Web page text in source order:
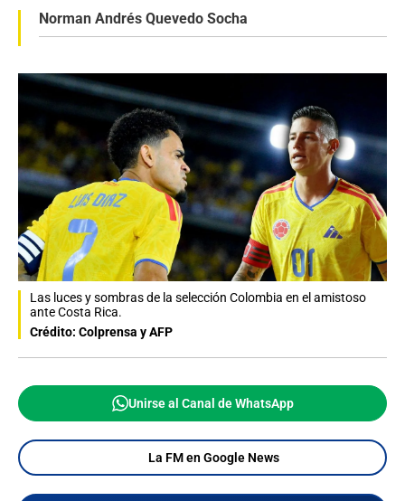
Norman Andrés Quevedo Socha
Las luces y sombras de la selección Colombia en el amistoso
ante Costa Rica.
Crédito: Colprensa y AFP
Unirse al Canal de WhatsApp
La FM en Google News